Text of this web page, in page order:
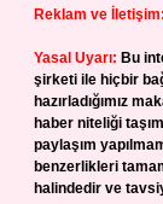
Reklam ve İletişim:
Yasal Uyarı: Bu
şirketi ile hiçbir
hazırladığımız
haber niteliği
paylaşım
benzerlikleri
halindedir ve